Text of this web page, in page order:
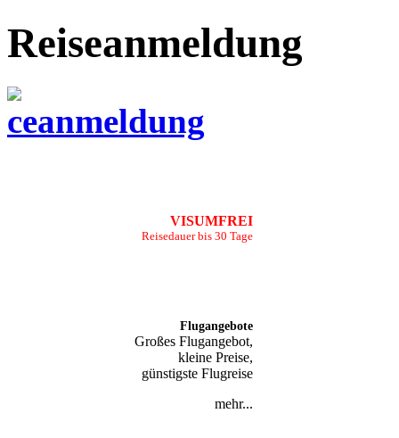
Reiseanmeldung
VISUMFREI
Reisedauer bis 30 Tage
Flugangebote
Großes Flugangebot,
kleine Preise,
günstigste Flugreise
mehr...